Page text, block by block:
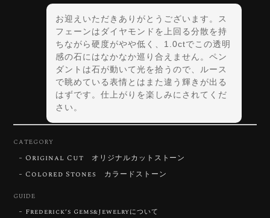
お迎えいただきありがとうございます。ス
フェーンはダイヤモンドを上回る分散を持
ちながら硬度がやや低く、1.0ctでこの透明
感の石にはなかなか巡り合えません。ペン
ダントは石が動いて光を拾うので、ルース
で眺めている表情とはまた違う輝きが出る
はずです。仕上がりを楽しみにされてくだ
さい。
2026/07/30
CATEGORY
Original Cut オリジナルカットストーン
Colored Stones カラードストーン
GUIDE
Frederick’s Gems&Jewelryについて